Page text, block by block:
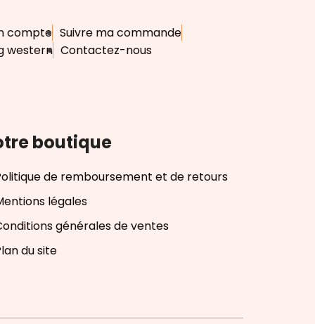
compte Suivre ma commande
western Contactez-nous
boutique
de remboursement et de retours
légales
générales de ventes
du site